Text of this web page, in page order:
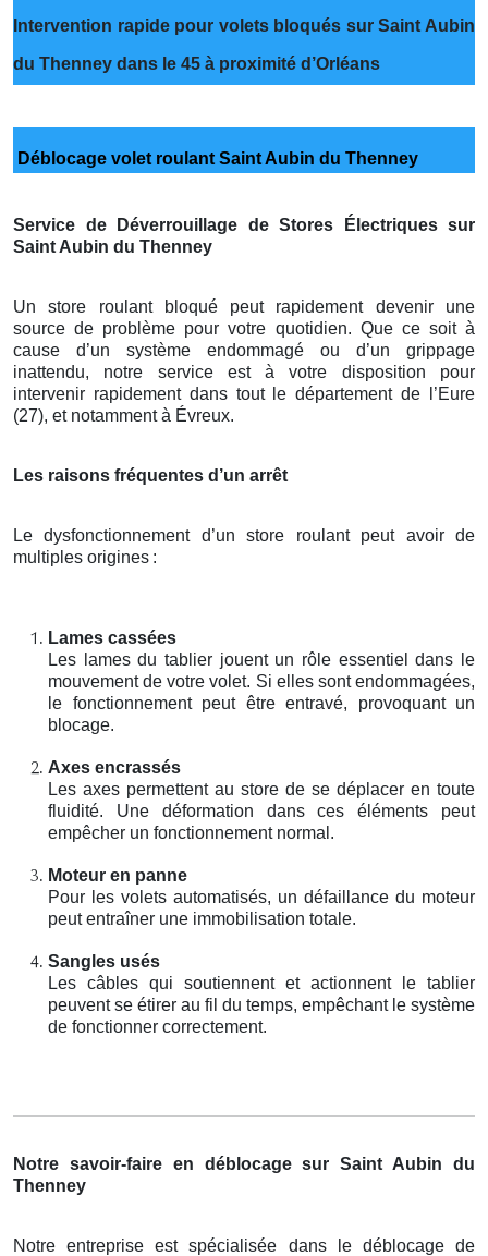
Intervention rapide pour volets bloqués sur Saint Aubin
du Thenney dans le 45 à proximité d’Orléans
Déblocage volet roulant Saint Aubin du Thenney
Service de Déverrouillage de Stores Électriques sur
Saint Aubin du Thenney
Un store roulant bloqué peut rapidement devenir une
source de problème pour votre quotidien. Que ce soit à
cause d’un système endommagé ou d’un grippage
inattendu, notre service est à votre disposition pour
intervenir rapidement dans tout le département de l’Eure
(27), et notamment à Évreux.
Les raisons fréquentes d’un arrêt
Le dysfonctionnement d’un store roulant peut avoir de
multiples origines :
Lames cassées
Les lames du tablier jouent un rôle essentiel dans le
mouvement de votre volet. Si elles sont endommagées,
le fonctionnement peut être entravé, provoquant un
blocage.
Axes encrassés
Les axes permettent au store de se déplacer en toute
fluidité. Une déformation dans ces éléments peut
empêcher un fonctionnement normal.
Moteur en panne
Pour les volets automatisés, un défaillance du moteur
peut entraîner une immobilisation totale.
Sangles usés
Les câbles qui soutiennent et actionnent le tablier
peuvent se étirer au fil du temps, empêchant le système
de fonctionner correctement.
Notre savoir-faire en déblocage sur Saint Aubin du
Thenney
Notre entreprise est spécialisée dans le déblocage de